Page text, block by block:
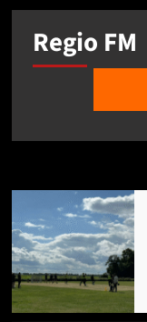
Regio FM
Agenda